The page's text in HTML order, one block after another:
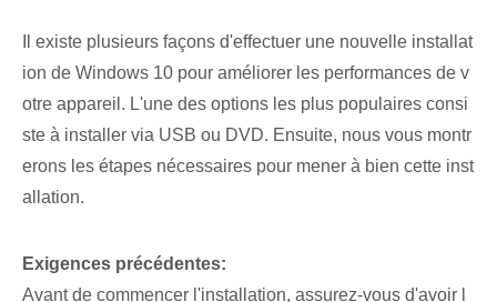
Il existe plusieurs façons d'effectuer une nouvelle installat
ion de Windows 10 pour améliorer les performances de v
otre appareil. L'une des options les plus populaires consi
ste à installer via USB ou DVD. Ensuite, nous vous montr
erons les étapes nécessaires pour mener à bien cette inst
allation.
Exigences précédentes:
Avant de commencer l'installation, assurez-vous d'avoir l